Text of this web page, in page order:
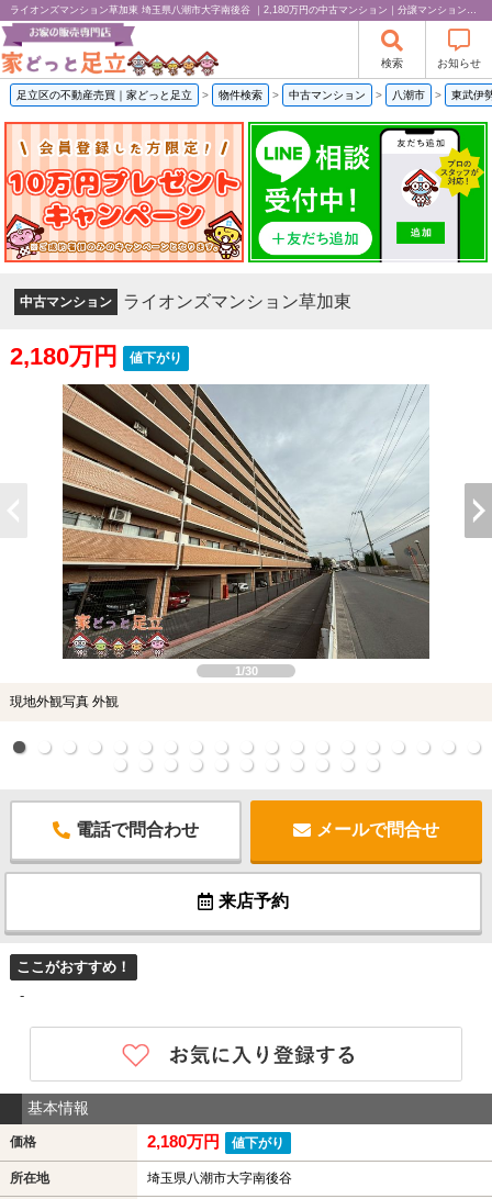
ライオンズマンション草加東 埼玉県八潮市大字南後谷 ｜2,180万円の中古マンション｜分譲マンション情報｜株式会社家どっと足立
検索 お知らせ
足立区の不動産売買｜家どっと足立 > 物件検索 > 中古マンション > 八潮市 > 東武伊
中古マンション ライオンズマンション草加東
2,180万円 値下がり
1/30
現地外観写真 外観
電話で問合わせ メールで問合せ
来店予約
ここがおすすめ！
-
基本情報
価格 2,180万円 値下がり
所在地 埼玉県八潮市大字南後谷